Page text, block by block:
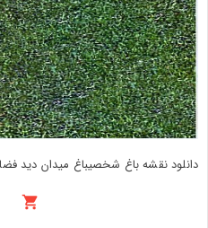
دانلود نقشه باغ شخصیباغ میدان دید فضای